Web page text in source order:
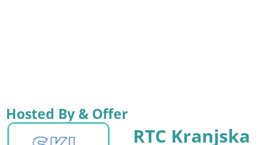
Hosted By & Offer
RTC Kranjska